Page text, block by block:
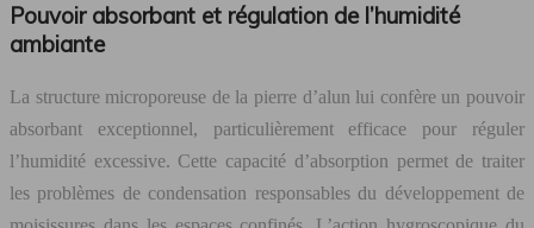
Pouvoir absorbant et régulation de l’humidité
ambiante
La structure microporeuse de la pierre d’alun lui confère un pouvoir
absorbant exceptionnel, particulièrement efficace pour réguler
l’humidité excessive. Cette capacité d’absorption permet de traiter
les problèmes de condensation responsables du développement de